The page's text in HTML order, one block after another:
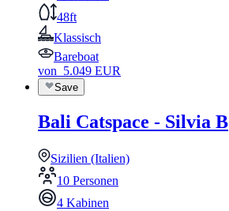
48ft
Klassisch
Bareboat
von 5.049 EUR
Save
Bali Catspace - Silvia B
Sizilien (Italien)
10 Personen
4 Kabinen